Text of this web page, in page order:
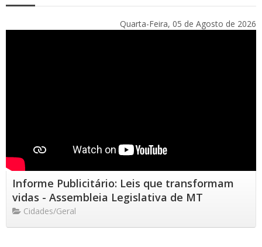
Quarta-Feira, 05 de Agosto de 2026
Informe Publicitário: Leis que transformam
vidas - Assembleia Legislativa de MT
Cidades/Geral